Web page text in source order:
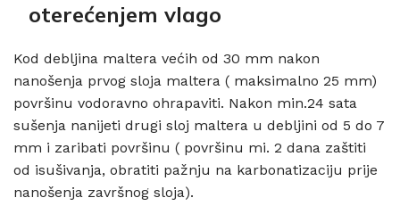
oterećenjem vlago
Kod debljina maltera većih od 30 mm nakon
nanošenja prvog sloja maltera ( maksimalno 25 mm)
površinu vodoravno ohrapaviti. Nakon min.24 sata
sušenja nanijeti drugi sloj maltera u debljini od 5 do 7
mm i zaribati površinu ( površinu mi. 2 dana zaštiti
od isušivanja, obratiti pažnju na karbonatizaciju prije
nanošenja završnog sloja).